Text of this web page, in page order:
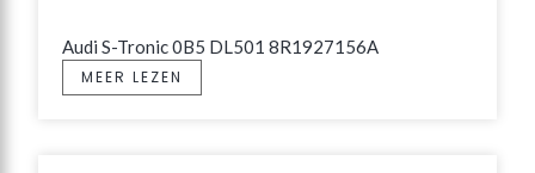
Audi S-Tronic 0B5 DL501 8R1927156A
MEER LEZEN